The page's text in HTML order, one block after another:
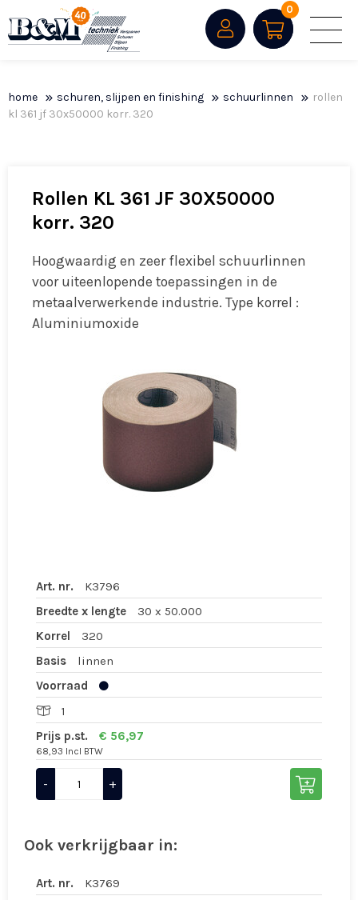
0
home schuren, slijpen en finishing schuurlinnen
rollen
kl 361 jf 30x50000 korr. 320
Rollen KL 361 JF 30X50000
korr. 320
Hoogwaardig en zeer flexibel schuurlinnen
voor uiteenlopende toepassingen in de
metaalverwerkende industrie. Type korrel :
Aluminiumoxide
Art. nr.
K3796
Breedte x lengte
30 x 50.000
Korrel
320
Basis
linnen
Voorraad
1
Prijs p.st.
€ 56,97
68,93 Incl BTW
- +
Ook verkrijgbaar in:
Art. nr.
K3769